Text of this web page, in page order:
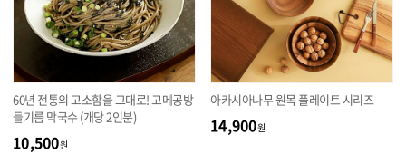
60년 전통의 고소함을 그대로! 고메공방
들기름 막국수 (개당 2인분)
10,500원
아카시아나무 원목 플레이트 시리즈
14,900원